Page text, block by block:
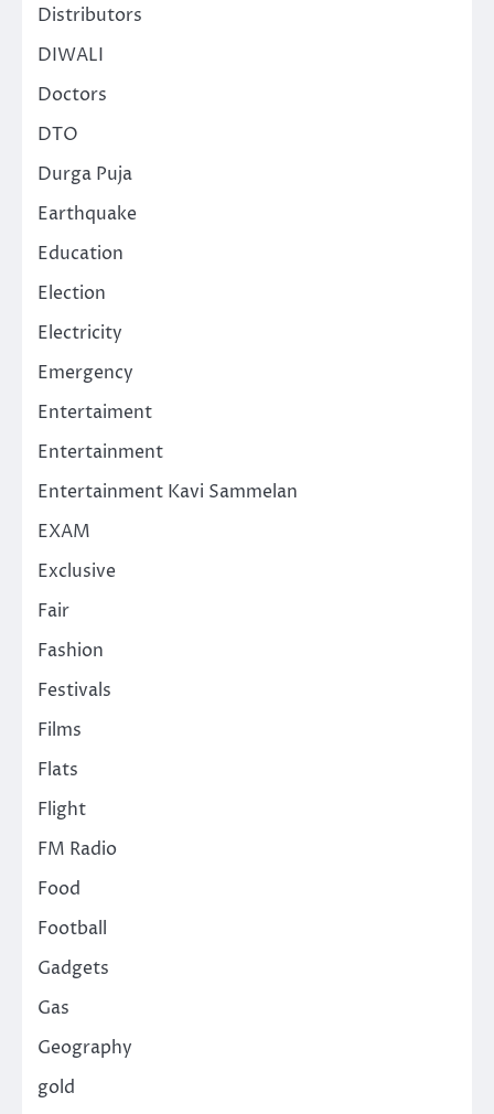
Distributors
DIWALI
Doctors
DTO
Durga Puja
Earthquake
Education
Election
Electricity
Emergency
Entertaiment
Entertainment
Entertainment Kavi Sammelan
EXAM
Exclusive
Fair
Fashion
Festivals
Films
Flats
Flight
FM Radio
Food
Football
Gadgets
Gas
Geography
gold